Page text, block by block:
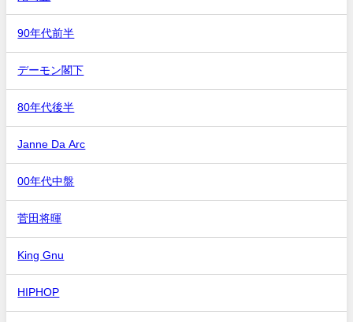
90年代前半
デーモン閣下
80年代後半
Janne Da Arc
00年代中盤
菅田将暉
King Gnu
HIPHOP